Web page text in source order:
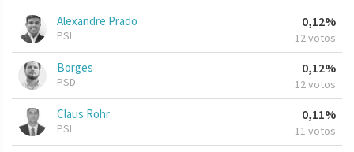
Alexandre Prado
PSL
0,12%
12 votos
Borges
PSD
0,12%
12 votos
Claus Rohr
PSL
0,11%
11 votos